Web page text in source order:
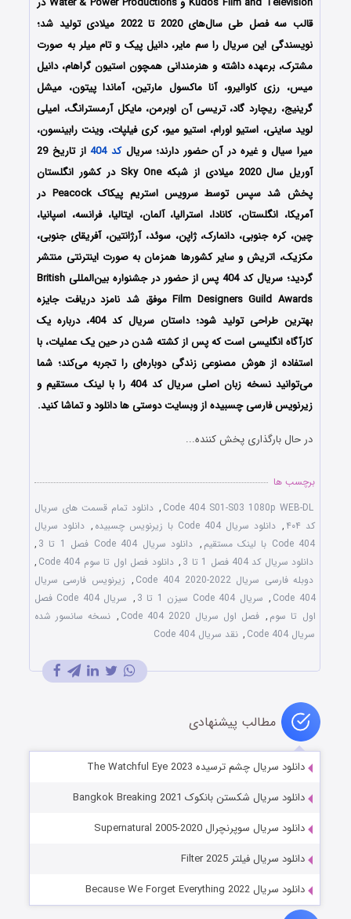
قالب سه فصل طی سال‌های 2020 تا 2022 میلادی تولید شد؛
نویسندگی این سریال را سم مایر، دانیل پیک و تام میلر به صورت
مشترک، برعهده داشته و هنرمندانی همچون استیون گراهام، دانیل
میس، رزی کاوالیرو، آنا ماکسول مارتین، آماندا پیتون، میشل
گرینیج، ریچارد گاد، تریسی آن اوبرمن، مایکل آرمسترانگ، امیلی
لوید ساینی، استیو اورام، استیو میو، کری فیلپات، وینت رابینسون،
میرا سیال و غیره در آن حضور دارند؛ سریالکد 404
از تاریخ 29
آوریل سال 2020 میلادی از شبکه Sky One در کشور انگلستان
پخش شد سپس توسط سرویس استریم پیکاک Peacock در
آمریکا، انگلستان، کانادا، استرالیا، آلمان، ایتالیا، فرانسه، اسپانیا،
چین، کره جنوبی، دانمارک، ژاپن، سوئد، آرژانتین، آفریقای جنوبی،
مکزیک، اتریش و سایر کشورها همزمان به صورت اینترنتی منتشر
گردید؛ سریال کد 404 پس از حضور در جشنواره‌‌ بین‌المللی British
Film Designers Guild Awards موفق شد نامزد دریافت جایزه
بهترین طراحی تولید شود؛ داستان سریال کد 404، درباره یک
کارآگاه انگلیسی است که پس از کشته شدن در حین یک عملیات، با
استفاده از هوش مصنوعی زندگی دوباره‌ای را تجربه می‌کند؛ شما
می‌توانید نسخه زبان اصلی سریال کد 404 را با لینک مستقیم و
زیرنویس فارسی چسبیده از وبسایت دوستی ها دانلود و تماشا کنید.
در حال بارگذاری پخش کننده...
برچسب ها
Code 404 S01-S03 1080p WEB-DL
, دانلود تمام قسمت های سریال
کد ۴۰۴
, دانلود سریال Code 404 با زیرنویس چسبیده , دانلود سریال
Code 404 با لینک مستقیم
, دانلود سریال Code 404 فصل 1 تا 3
,
دانلود سریال کد 404 فصل 1 تا 3
, دانلود فصل اول تا سوم Code 404
,
دوبله فارسی سریال Code 404 2020-2022
, زیرنویس فارسی سریال
Code 404
, سریال Code 404 سیزن 1 تا 3 ,
سریال Code 404 فصل
اول تا سوم , فصل اول سریال Code 404 2020 , نسخه سانسور شده
سریال Code 404
, نقد سریال Code 404
مطالب پیشنهادی
دانلود سریال چشم ترسیده The Watchful Eye 2023
دانلود سریال شکستن بانکوک Bangkok Breaking 2021
دانلود سریال سوپرنچرال Supernatural 2005-2020
دانلود سریال فیلتر Filter 2025
دانلود سریال Because We Forget Everything 2022